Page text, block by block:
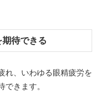
待できる
れ、いわゆる眼精疲労を
できます。